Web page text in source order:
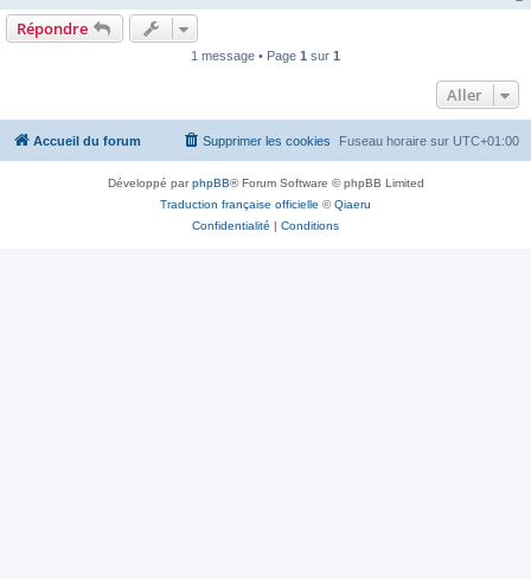
Répondre
1 message • Page 1 sur 1
Aller
Accueil du forum Fuseau horaire sur UTC+01:00
Supprimer les cookies
Développé parphpBB® Forum Software © phpBB Limited
Traduction française officielle ©Qiaeru
Confidentialité | Conditions